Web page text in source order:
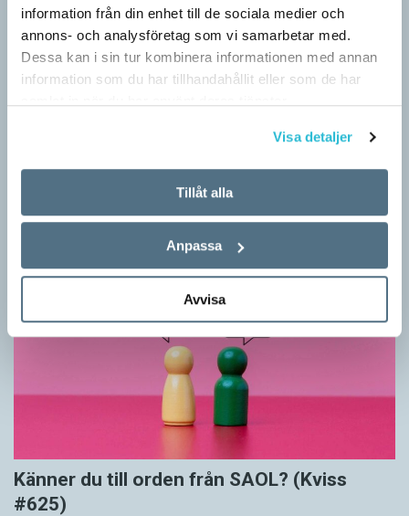
information från din enhet till de sociala medier och
annons- och analysföretag som vi samarbetar med.
Dessa kan i sin tur kombinera informationen med annan
information som du har tillhandahållit eller som de har
Visa detaljer
Tillåt alla
Anpassa
Avvisa
författare på tolv olika språk hämtade från Wikipedia. Men vilka
Känner du till orden från SAOL? (Kviss
#625)